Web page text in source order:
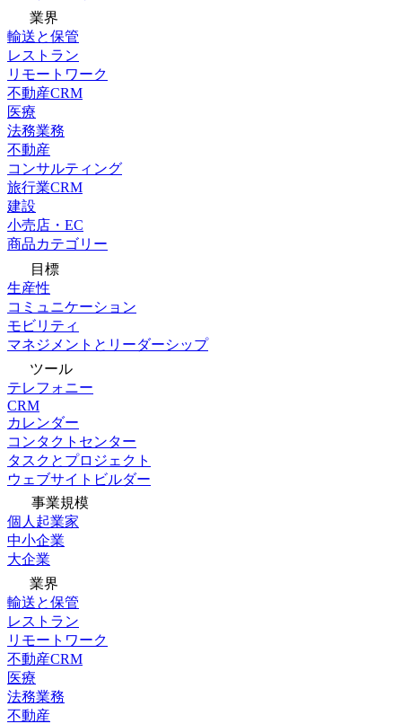
業界
輸送と保管
レストラン
リモートワーク
不動産CRM
医療
法務業務
不動産
コンサルティング
旅行業CRM
建設
小売店・EC
商品カテゴリー
目標
生産性
コミュニケーション
モビリティ
マネジメントとリーダーシップ
ツール
テレフォニー
CRM
カレンダー
コンタクトセンター
タスクとプロジェクト
ウェブサイトビルダー
事業規模
個人起業家
中小企業
大企業
業界
輸送と保管
レストラン
リモートワーク
不動産CRM
医療
法務業務
不動産